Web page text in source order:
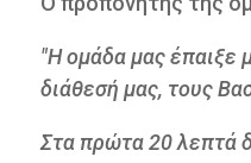
"Η ομάδα μας έπαιξε
διάθεσή μας, τους
Στα πρώτα 20 λεπτά